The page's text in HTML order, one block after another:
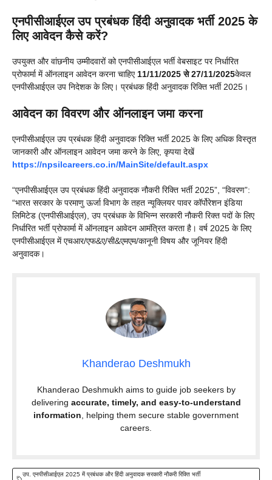
एनपीसीआईएल उप प्रबंधक हिंदी अनुवादक भर्ती 2025 के
लिए आवेदन कैसे करें?
उपयुक्त और वांछनीय उम्मीदवारों को एनपीसीआईएल भर्ती वेबसाइट पर निर्धारित
प्रोफार्मा में ऑनलाइन आवेदन करना चाहिए 11/11/2025 से 27/11/2025केवल
एनपीसीआईएल उप निदेशक के लिए। प्रबंधक हिंदी अनुवादक रिक्ति भर्ती 2025।
आवेदन का विवरण और ऑनलाइन जमा करना
एनपीसीआईएल उप प्रबंधक हिंदी अनुवादक रिक्ति भर्ती 2025 के लिए अधिक विस्तृत
जानकारी और ऑनलाइन आवेदन जमा करने के लिए, कृपया देखें
https://npsilcareers.co.in/MainSite/default.aspx
“एनपीसीआईएल उप प्रबंधक हिंदी अनुवादक नौकरी रिक्ति भर्ती 2025”, “विवरण”:
“भारत सरकार के परमाणु ऊर्जा विभाग के तहत न्यूक्लियर पावर कॉर्पोरेशन इंडिया
लिमिटेड (एनपीसीआईएल), उप प्रबंधक के विभिन्न सरकारी नौकरी रिक्त पदों के लिए
निर्धारित भर्ती प्रोफार्मा में ऑनलाइन आवेदन आमंत्रित करता है। वर्ष 2025 के लिए
एनपीसीआईएल में एचआर/एफ&ए/सी&एमएम/कानूनी विषय और जूनियर हिंदी
अनुवादक।
Khanderao Deshmukh
Khanderao Deshmukh aims to guide job seekers by
delivering accurate, timely, and easy-to-understand
information, helping them secure stable government
careers.
उप. एनपीसीआईएल 2025 में प्रबंधक और हिंदी अनुवादक सरकारी नौकरी रिक्ति भर्ती